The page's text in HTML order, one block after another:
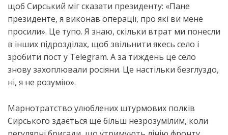
щоб Сирський міг сказати президенту: «Пане
президенте, я виконав операції, про які ви мене
просили». Це тупо. Я знаю, скільки втрат ми понесли
в інших підрозділах, щоб звільнити якесь село і
зробити пост у Telegram. А за тиждень це село
знову захоплювали росіяни. Це настільки безглуздо,
ні, я не розумію».
Марнотратство улюблених штурмових полків
Сирського здається ще більш незрозумілим, коли